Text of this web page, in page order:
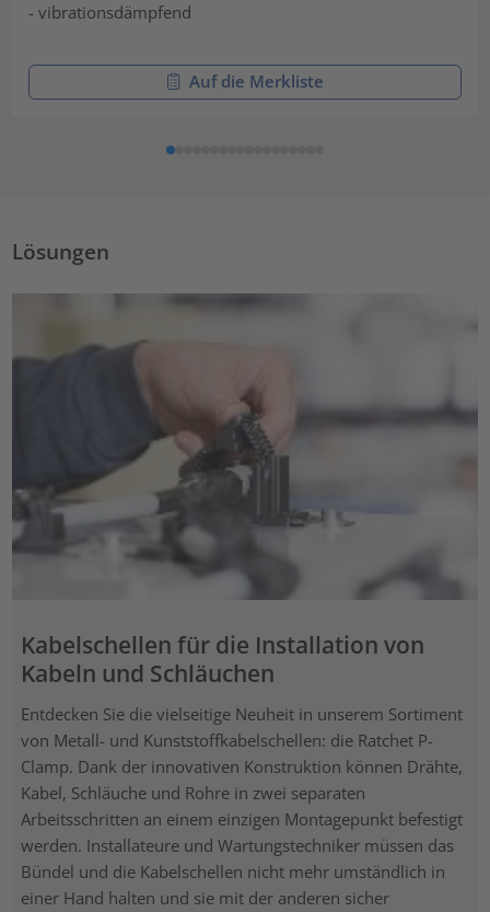
- vibrationsdämpfend
Auf die Merkliste
Lösungen
Kabelschellen für die Installation von
Kabeln und Schläuchen
Entdecken Sie die vielseitige Neuheit in unserem Sortiment
von Metall- und Kunststoffkabelschellen: die Ratchet P-
Clamp. Dank der innovativen Konstruktion können Drähte,
Kabel, Schläuche und Rohre in zwei separaten
Arbeitsschritten an einem einzigen Montagepunkt befestigt
werden. Installateure und Wartungstechniker müssen das
Bündel und die Kabelschellen nicht mehr umständlich in
einer Hand halten und sie mit der anderen sicher